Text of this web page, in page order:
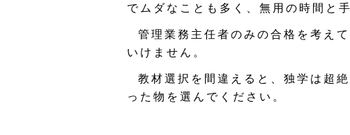
でムダなことも多く、無用の時間と
管理業務主任者のみの合格を考え
いけません。
教材選択を間違えると、独学は超
った物を選んでください。